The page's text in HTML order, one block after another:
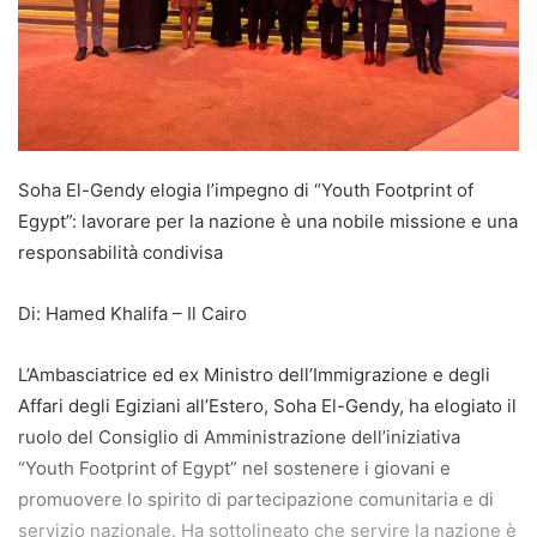
Soha El-Gendy elogia l’impegno di “Youth Footprint of
Egypt”: lavorare per la nazione è una nobile missione e una
responsabilità condivisa
Di: Hamed Khalifa – Il Cairo
L’Ambasciatrice ed ex Ministro dell’Immigrazione e degli
Affari degli Egiziani all’Estero, Soha El-Gendy, ha elogiato il
ruolo del Consiglio di Amministrazione dell’iniziativa
“Youth Footprint of Egypt” nel sostenere i giovani e
promuovere lo spirito di partecipazione comunitaria e di
servizio nazionale. Ha sottolineato che servire la nazione è